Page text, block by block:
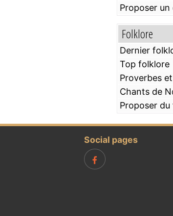
Proposer
Folklore
Dernier
Top folklore
Proverbes
Chants de
Proposer
Social pages